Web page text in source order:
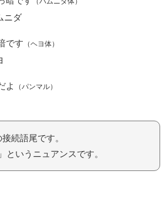
ニダ
です （ヘヨ体）
よ （パンマル）
続語尾です。
というニュアンスです。